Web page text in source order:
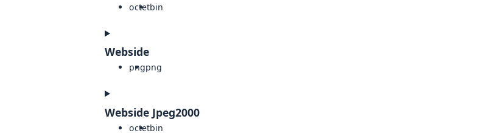
octetbin
Webside
pngpng
Webside Jpeg2000
octetbin